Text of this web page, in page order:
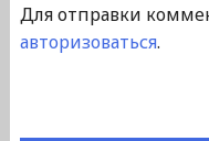
Для отправки
авторизоваться.